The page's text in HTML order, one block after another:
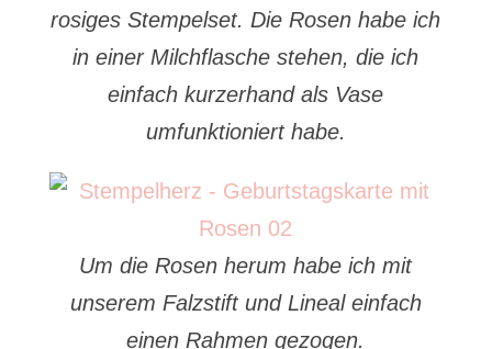
rosiges Stempelset. Die Rosen habe ich
in einer Milchflasche stehen, die ich
einfach kurzerhand als Vase
umfunktioniert habe.
Um die Rosen herum habe ich mit
unserem Falzstift und Lineal einfach
einen Rahmen gezogen.